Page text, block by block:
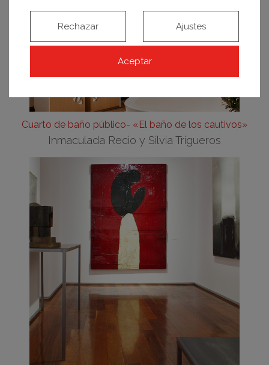
Cuarto de baño público- «El baño de los cautivos»
Inmaculada Recio y Silvia Trigueros
Aceptar
Rechazar Ajustes